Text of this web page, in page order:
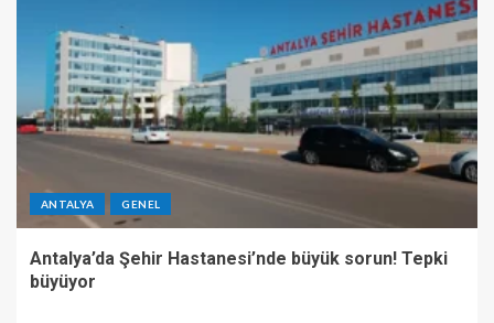
ANTALYA GENEL
Antalya’da Şehir Hastanesi’nde büyük sorun! Tepki
büyüyor